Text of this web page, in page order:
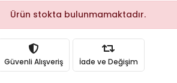
Ürün stokta bulunmamaktadır.
Güvenli Alışveriş İade ve Değişim